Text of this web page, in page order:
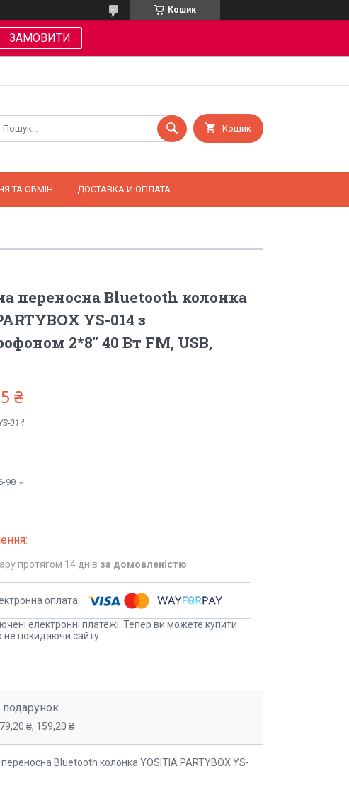
Кошик
ЗАМОВИТИ
Кошик
ТА ОБМІН ДОСТАВКА И ОПЛАТА
переносна Bluetooth колонка
YS-014 з
2*8" 40 Вт FM, USB,
₴
014
98
протягом 14 днів за домовленістю
електронні платежі. Тепер ви можете купити
не покидаючи сайту.
₴, 159,20 ₴
Bluetooth колонка YOSITIA PARTYBOX YS-